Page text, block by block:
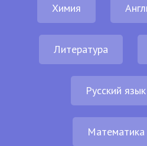
Химия
Литература
Русский